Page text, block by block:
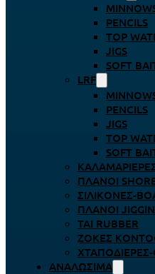
PENCILS
TOP
JIGS
SOFT
LRF
PENCILS
JIGS
TOP
SOFT
ΠΛΆΝΟΙ
ΣΙΛΙΚΌΝΕΣ-
ΠΛΆΝΟΙ
TAI RUBBER
ΖΌΚΕΣ
ΑΝΑΛΏΣΙΜΑ